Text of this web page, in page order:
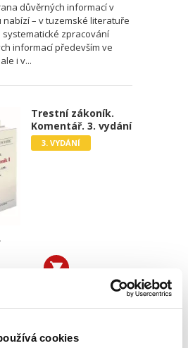
cookies
důvěrných informací v
nabízí – v tuzemské literatuře
systematické zpracování
informací především ve
i v...
Trestní zákoník.
Komentář. 3. vydání
3. VYDÁNÍ
nové 3. vydání Velkého
zákoníku autorského
právní stav k 1. lednu